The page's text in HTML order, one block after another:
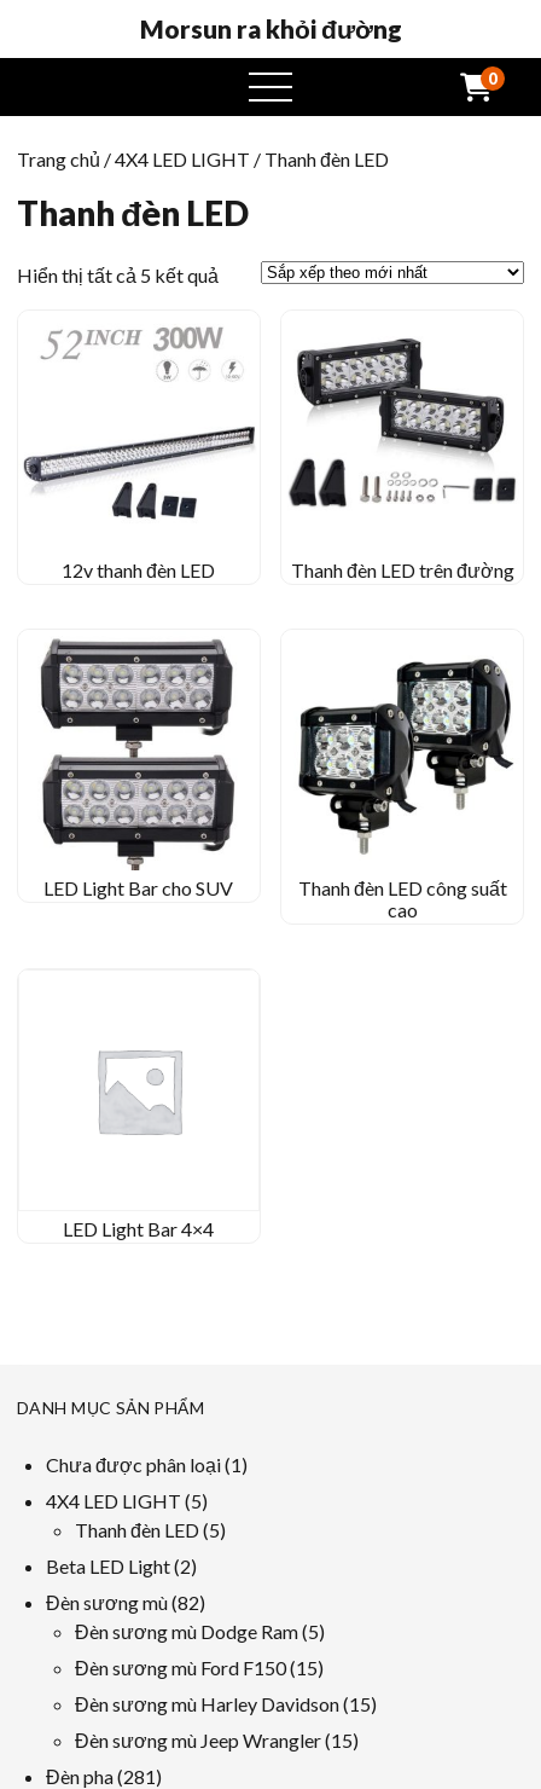
Morsun ra khỏi đường
Mở
menu
0
Trang chủ /4X4 LED LIGHT / Thanh đèn LED
Thanh đèn LED
Hiển thị tất cả 5 kết quả
theo
mới
nhất
12v thanh đèn LED Thanh đèn LED trên đường
LED Light Bar cho SUV
Thanh đèn LED công suất
cao
LED Light Bar 4×4
DANH MỤC SẢN PHẨM
Chưa được phân loại 11
4X4 LED LIGHT 55
các
Thanh đèn LED 55
Beta LED Light 22
các
sản
Đèn sương mù 8282
các
sản
Đèn sương mù Dodge Ram 55
các
phẩm
Đèn sương mù Ford F150 1515
các
phẩm
Đèn sương mù Harley Davidson 1515
Đèn sương mù Jeep Wrangler 1515
Đèn pha 281281